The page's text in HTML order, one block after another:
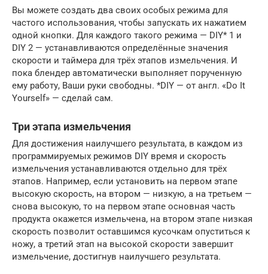
Вы можете создать два своих особых режима для
частого использования, чтобы запускать их нажатием
одной кнопки. Для каждого такого режима — DIY* 1 и
DIY 2 — устанавливаются определённые значения
скорости и таймера для трёх этапов измельчения. И
пока блендер автоматически выполняет порученную
ему работу, Ваши руки свободны. *DIY — от англ. «Do It
Yourself» — сделай сам.
Три этапа измельчения
Для достижения наилучшего результата, в каждом из
программируемых режимов DIY время и скорость
измельчения устанавливаются отдельно для трёх
этапов. Например, если установить на первом этапе
высокую скорость, на втором — низкую, а на третьем —
снова высокую, то на первом этапе основная часть
продукта окажется измельчена, на втором этапе низкая
скорость позволит оставшимся кусочкам опуститься к
ножу, а третий этап на высокой скорости завершит
измельчение, достигнув наилучшего результата.